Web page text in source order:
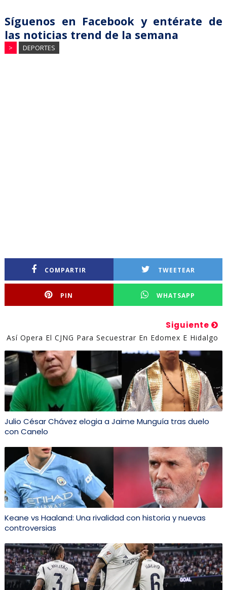
Síguenos en Facebook y entérate de
las noticias trend de la semana
> DEPORTES
COMPARTIR TWEETEAR
PIN WHATSAPP
Siguiente
Así Opera El CJNG Para Secuestrar En Edomex E Hidalgo
Julio César Chávez elogia a Jaime Munguía tras duelo
con Canelo
Keane vs Haaland: Una rivalidad con historia y nuevas
controversias